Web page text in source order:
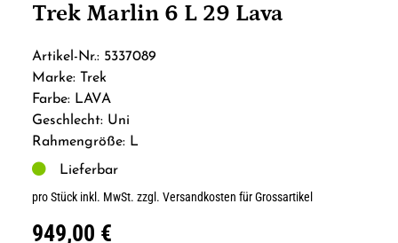
Trek Marlin 6 L 29 Lava
Artikel-Nr.: 5337089
Marke: Trek
Farbe: LAVA
Geschlecht: Uni
Rahmengröße: L
Lieferbar
pro Stück inkl. MwSt. zzgl. Versandkosten für Grossartikel
949,00 €